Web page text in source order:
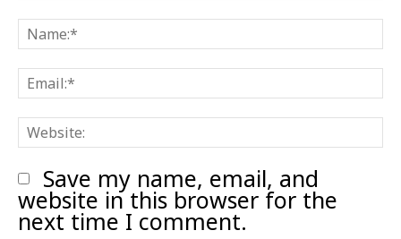
Comment:
Save my name, email, and
website in this browser for the
next time I comment.